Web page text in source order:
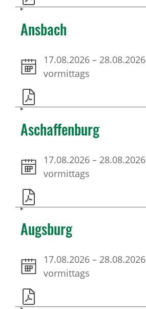
Ansbach
17.08.2026 – 28.08.2026
vormittags
Aschaffenburg
17.08.2026 – 28.08.2026
vormittags
Augsburg
17.08.2026 – 28.08.2026
vormittags